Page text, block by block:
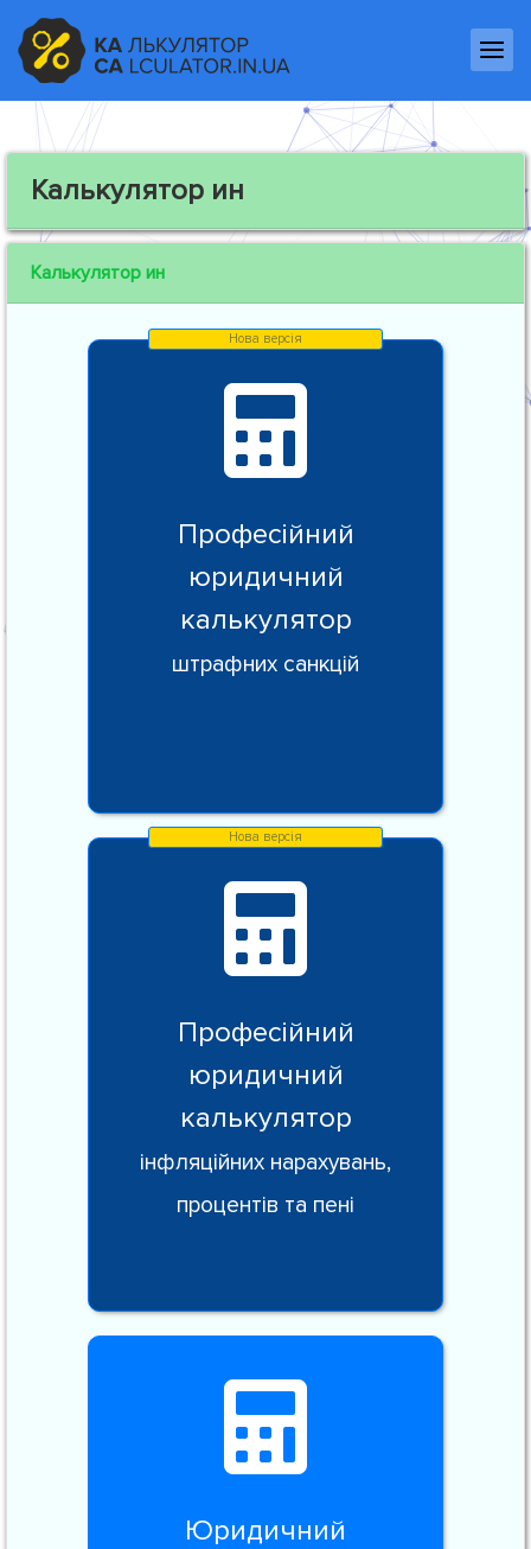
Калькулятор ин
Калькулятор ин
Професійний
юридичний
калькулятор
штрафних санкцій
Професійний
юридичний
калькулятор
інфляційних нарахувань,
процентів та пені
Юридичний